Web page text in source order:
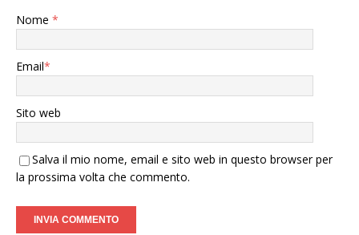
Nome *
Email*
Sito web
Salva il mio nome, email e sito web in questo browser per
la prossima volta che commento.